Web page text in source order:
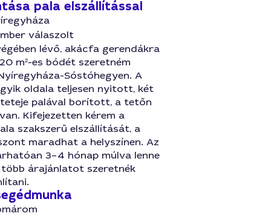
pala elszállítással
válaszolt
lévő, akácfa gerendákra
m²-es bódét szeretném
Sóstóhegyen. A
oldala teljesen nyitott, két
palával borított, a tetőn
Kifejezetten kérem a
szakszerű elszállítását, a
maradhat a helyszínen. Az
3–4 hónap múlva lenne
több árajánlatot szeretnék